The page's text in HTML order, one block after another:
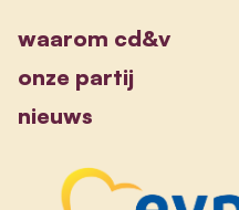
waarom cd&v
onze partij
nieuws